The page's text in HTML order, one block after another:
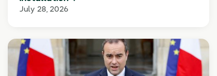
July 28, 2026